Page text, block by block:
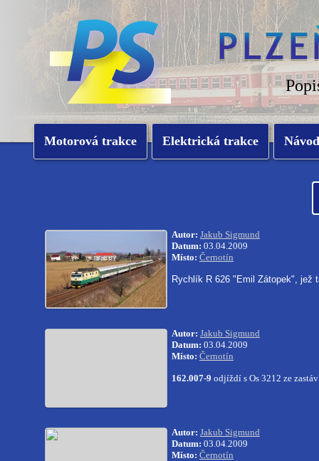
Motorová trakce Elektrická trakce
Autor: Jakub Sigmund
Datum: 03.04.2009
Místo: Černotín
Rychlík R 626 "Emil Zátopek", jež
Autor: Jakub Sigmund
Datum: 03.04.2009
Místo: Černotín
162.007-9 odjíždí s Os 3212 ze
Autor: Jakub Sigmund
Datum: 03.04.2009
Místo: Černotín